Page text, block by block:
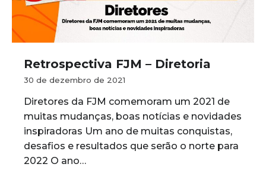
Retrospectiva FJM – Diretoria
30 de dezembro de 2021
Diretores da FJM comemoram um 2021 de
muitas mudanças, boas notícias e novidades
inspiradoras Um ano de muitas conquistas,
desafios e resultados que serão o norte para
2022 O ano…